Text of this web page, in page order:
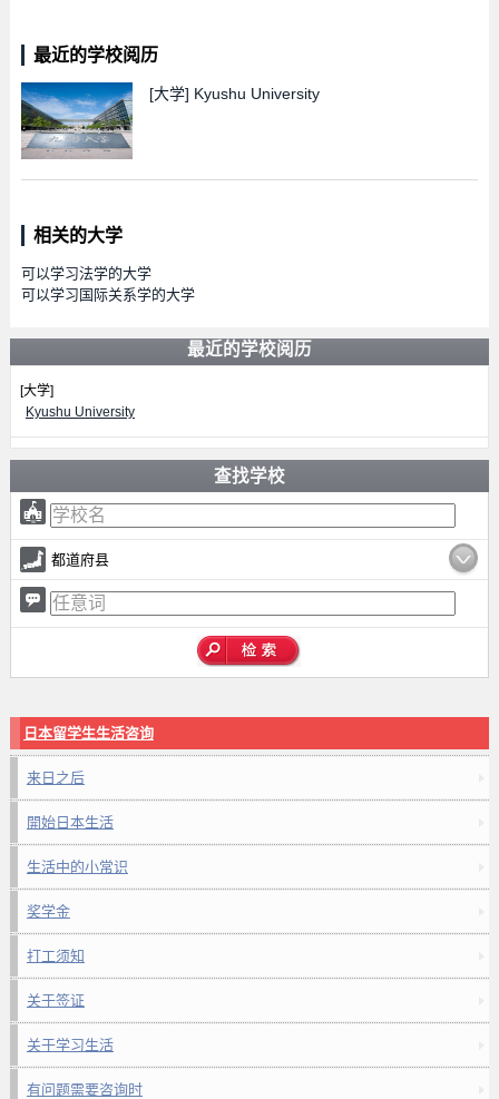
最近的学校阅历
[大学] Kyushu University
相关的大学
可以学习法学的大学
可以学习国际关系学的大学
最近的学校阅历
[大学]
Kyushu University
查找学校
都道府县
日本留学生生活咨询
来日之后
開始日本生活
生活中的小常识
奖学金
打工须知
关于签证
关于学习生活
有问题需要咨询时